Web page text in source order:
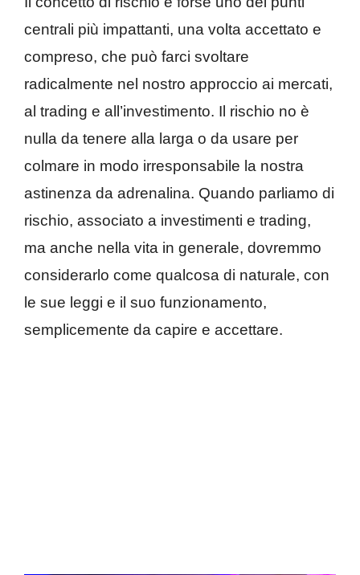
centrali più impattanti, una volta accettato e
compreso, che può farci svoltare
radicalmente nel nostro approccio ai mercati,
al trading e all’investimento. Il rischio no è
nulla da tenere alla larga o da usare per
colmare in modo irresponsabile la nostra
astinenza da adrenalina. Quando parliamo di
rischio, associato a investimenti e trading,
ma anche nella vita in generale, dovremmo
considerarlo come qualcosa di naturale, con
le sue leggi e il suo funzionamento,
semplicemente da capire e accettare.